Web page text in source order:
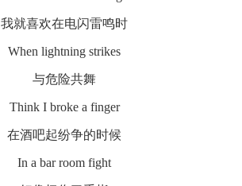
我就喜欢在电闪雷鸣时
When lightning strikes
与危险共舞
Think I broke a finger
在酒吧起纷争的时候
In a bar room fight